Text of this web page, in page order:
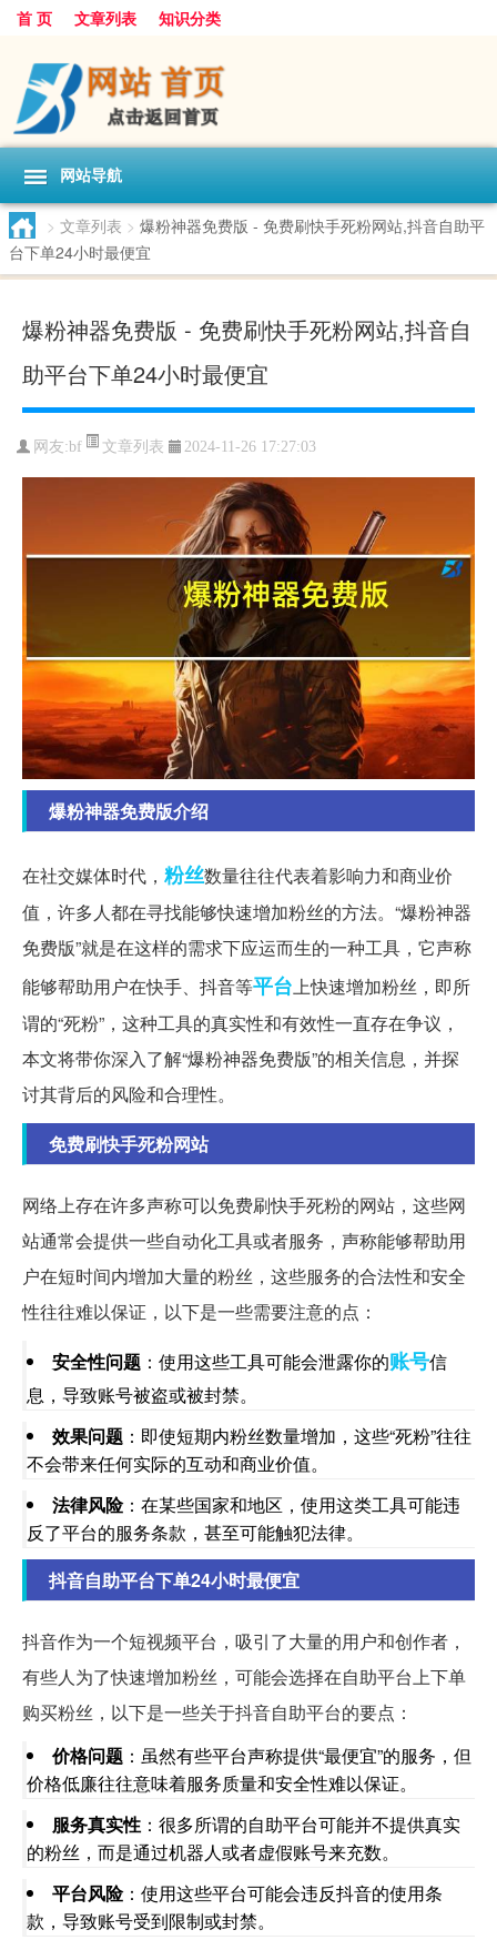
首 页 文章列表 知识分类
网站导航
> 文章列表 > 爆粉神器免费版 - 免费刷快手死粉网站,抖音自助平
台下单24小时最便宜
爆粉神器免费版 - 免费刷快手死粉网站,抖音自
助平台下单24小时最便宜
网友:bf 文章列表 2024-11-26 17:27:03
爆粉神器免费版介绍
在社交媒体时代， 粉丝数量往往代表着影响力和商业价
值，许多人都在寻找能够快速增加粉丝的方法。“爆粉神器
免费版”就是在这样的需求下应运而生的一种工具，它声称
能够帮助用户在快手、抖音等平台上快速增加粉丝，即所
谓的“死粉”，这种工具的真实性和有效性一直存在争议，
本文将带你深入了解“爆粉神器免费版”的相关信息，并探
讨其背后的风险和合理性。
免费刷快手死粉网站
网络上存在许多声称可以免费刷快手死粉的网站，这些网
站通常会提供一些自动化工具或者服务，声称能够帮助用
户在短时间内增加大量的粉丝，这些服务的合法性和安全
性往往难以保证，以下是一些需要注意的点：
安全性问题 ：使用这些工具可能会泄露你的账号信
息，导致账号被盗或被封禁。
效果问题 ：即使短期内粉丝数量增加，这些“死粉”往往
不会带来任何实际的互动和商业价值。
法律风险：在某些国家和地区，使用这类工具可能违
反了平台的服务条款，甚至可能触犯法律。
抖音自助平台下单24小时最便宜
抖音作为一个短视频平台，吸引了大量的用户和创作者，
有些人为了快速增加粉丝，可能会选择在自助平台上下单
购买粉丝，以下是一些关于抖音自助平台的要点：
价格问题 ：虽然有些平台声称提供“最便宜”的服务，但
价格低廉往往意味着服务质量和安全性难以保证。
服务真实性 ：很多所谓的自助平台可能并不提供真实
的粉丝，而是通过机器人或者虚假账号来充数。
平台风险：使用这些平台可能会违反抖音的使用条
款，导致账号受到限制或封禁。